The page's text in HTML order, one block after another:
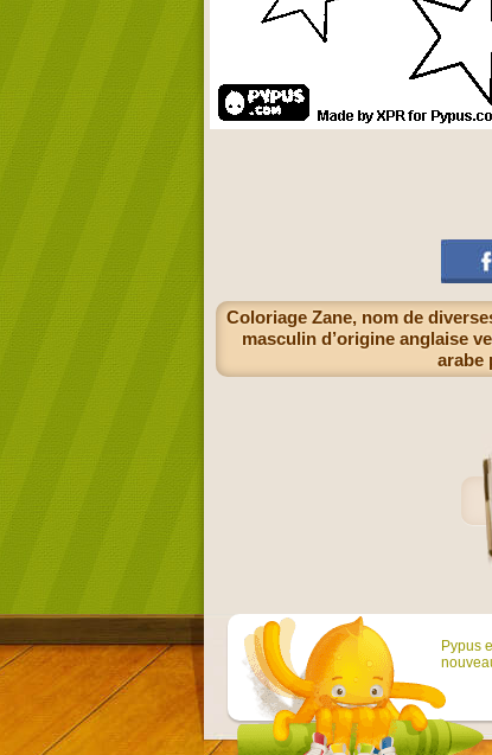
Coloriage Zane, nom de
masculin d’origine anglaise
arabe
Pypus